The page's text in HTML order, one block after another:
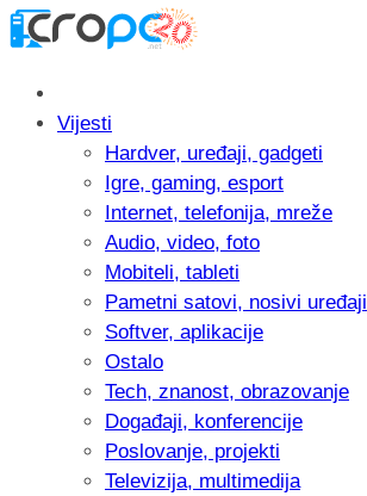
Vijesti
Hardver, uređaji, gadgeti
Igre, gaming, esport
Internet, telefonija, mreže
Audio, video, foto
Mobiteli, tableti
Pametni satovi, nosivi uređaji
Softver, aplikacije
Ostalo
Tech, znanost, obrazovanje
Događaji, konferencije
Poslovanje, projekti
Televizija, multimedija